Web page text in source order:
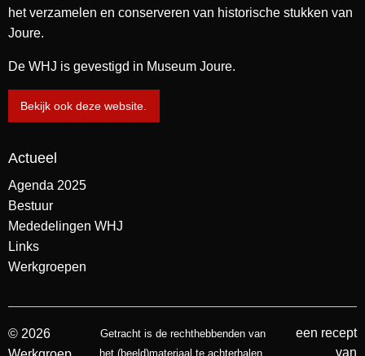
het verzamelen en conserveren van historische stukken van
Joure.
De WHJ is gevestigd in Museum Joure.
Bekijk ook deze website.
Actueel
Agenda 2025
Bestuur
Mededelingen WHJ
Links
Werkgroepen
© 2026
Getracht is de rechthebbenden van
het (beeld)materiaal te achterhalen.
een recept
van